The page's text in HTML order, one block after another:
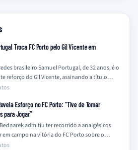
Troca FC Porto pelo Gil Vicente em
brasileiro Samuel Portugal, de 32 anos, é o
reforço do Gil Vicente, assinando a título
quatro…
Esforço no FC Porto: “Tive de Tomar
para Jogar”
admitiu ter recorrido a analgésicos
em campo na vitória do FC Porto sobre o
que…